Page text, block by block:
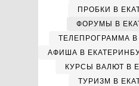
ПРОБКИ В
ФОРУМЫ В
ТЕЛЕПРОГРАММА В
АФИША В
КУРСЫ ВАЛЮТ В
ТУРИЗМ В